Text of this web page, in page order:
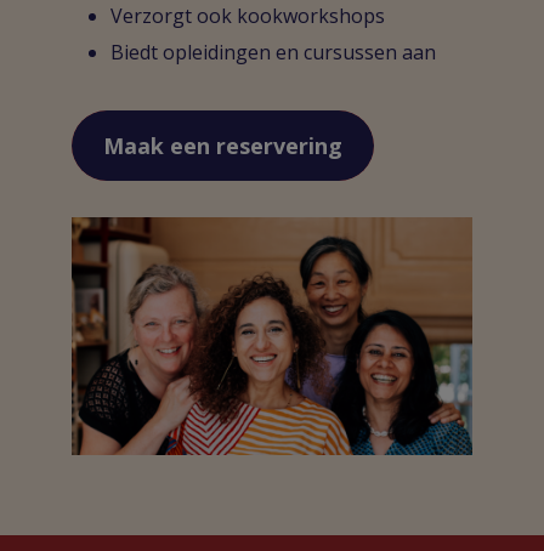
Verzorgt ook kookworkshops
Biedt opleidingen en cursussen aan
Maak een reservering